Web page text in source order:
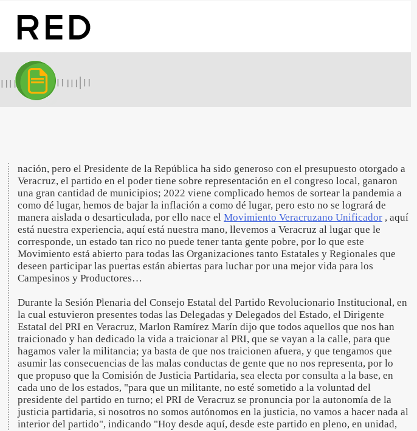
nación, pero el Presidente de la República ha sido generoso con el presupuesto otorgado a
Veracruz, el partido en el poder tiene sobre representación en el congreso local, ganaron
una gran cantidad de municipios; 2022 viene complicado hemos de sortear la pandemia a
como dé lugar, hemos de bajar la inflación a como dé lugar, pero esto no se logrará de
manera aislada o desarticulada, por ello nace el Movimiento Veracruzano Unificador , aquí
está nuestra experiencia, aquí está nuestra mano, llevemos a Veracruz al lugar que le
corresponde, un estado tan rico no puede tener tanta gente pobre, por lo que este
Movimiento está abierto para todas las Organizaciones tanto Estatales y Regionales que
deseen participar las puertas están abiertas para luchar por una mejor vida para los
Campesinos y Productores…
Durante la Sesión Plenaria del Consejo Estatal del Partido Revolucionario Institucional, en
la cual estuvieron presentes todas las Delegadas y Delegados del Estado, el Dirigente
Estatal del PRI en Veracruz, Marlon Ramírez Marín dijo que todos aquellos que nos han
traicionado y han dedicado la vida a traicionar al PRI, que se vayan a la calle, para que
hagamos valer la militancia; ya basta de que nos traicionen afuera, y que tengamos que
asumir las consecuencias de las malas conductas de gente que no nos representa, por lo
que propuso que la Comisión de Justicia Partidaria, sea electa por consulta a la base, en
cada uno de los estados, "para que un militante, no esté sometido a la voluntad del
presidente del partido en turno; el PRI de Veracruz se pronuncia por la autonomía de la
justicia partidaria, si nosotros no somos autónomos en la justicia, no vamos a hacer nada al
interior del partido", indicando "Hoy desde aquí, desde este partido en pleno, en unidad,